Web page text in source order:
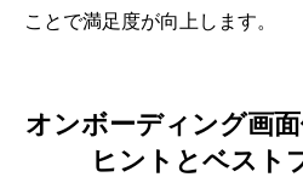
ことで満足度が向上します。
オンボーディング画
ヒントとベスト